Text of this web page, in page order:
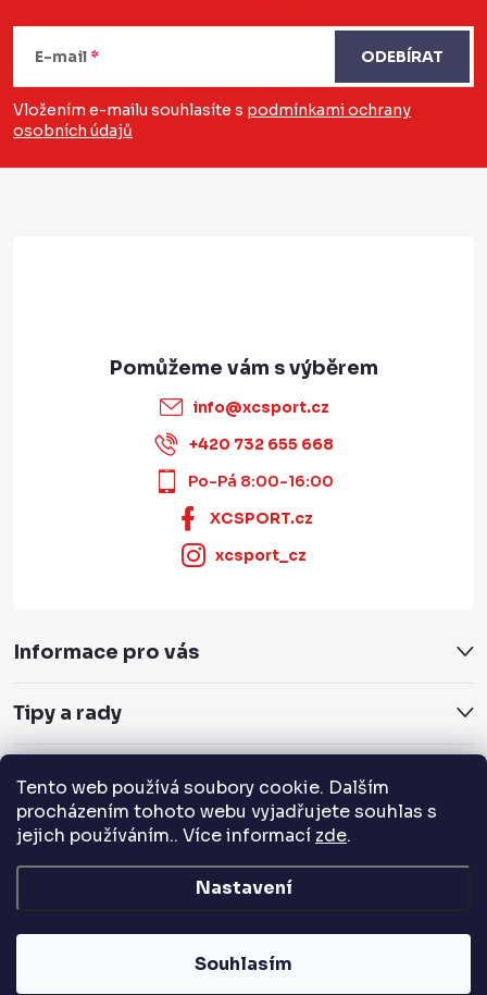
Tento web používá soubory cookie. Dalším
procházením tohoto webu vyjadřujete souhlas s
jejich používáním.. Více informací zde.
Nastavení
Souhlasím
á
a
E-mail
Vložením e-mailu souhlasíte s podmínkami ochrany
osobních údajů
ODEBÍRAT
info@xcsport.cz
+420 732 655 668
Po-Pá 8:00-16:00
XCSPORT.cz
xcsport_cz
Informace pro vás
Tipy a rady
Servis a služby
Přijímáme online platby